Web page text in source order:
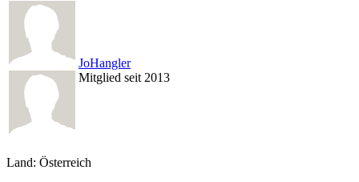
JoHangler
Mitglied seit 2013
Land: Österreich